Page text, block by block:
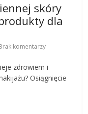
skóry
dla
komentarzy
zdrowiem i
Osiągnięcie